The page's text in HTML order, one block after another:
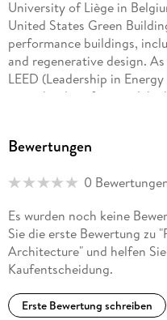
University of Liège in
United States Green
performance buildings,
and regenerative design.
LEED (Leadership in
accredited professional,
the areas of building
Bewertungen
0
Es wurden noch keine
Sie die erste Bewertung zu
Architecture" und helfen
Kaufentscheidung.
Erste Bewertung schreiben